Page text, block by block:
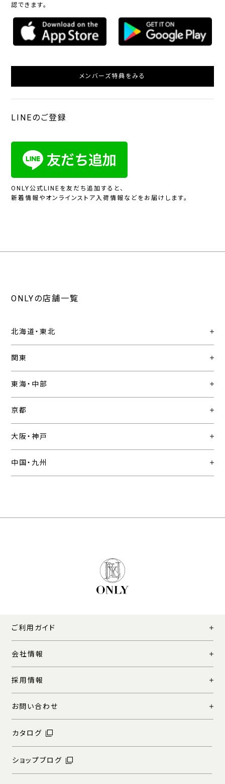
認できます。
メンバーズ特典をみる
LINEのご登録
ONLY公式LINEを友だち追加すると、
新着情報やオンラインストア入荷情報などをお届けします。
ONLYの店舗一覧
北海道・東北
関東
東海・中部
京都
大阪・神戸
中国・九州
ご利用ガイド
会社情報
採用情報
お問い合わせ
カタログ
ショップブログ